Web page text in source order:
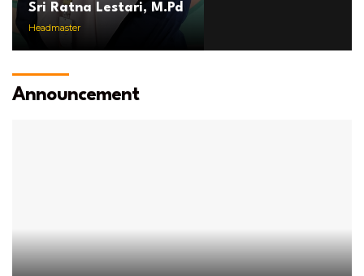
Sri Ratna Lestari, M.Pd
Headmaster
Announcement